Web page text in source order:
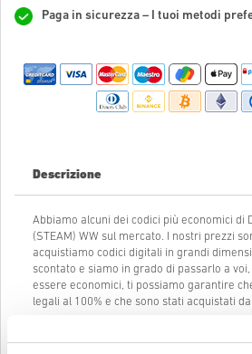
Paga in sicurezza – I tuoi metodi
Descrizione
Abbiamo alcuni dei codici più economici di
(STEAM) WW sul mercato. I nostri prezzi
acquistiamo codici digitali in grandi
scontato e siamo in grado di passarlo a
essere economici, ti possiamo garantire
legali al 100% e che sono stati acquistati
Hellraid PC (STEAM) WW